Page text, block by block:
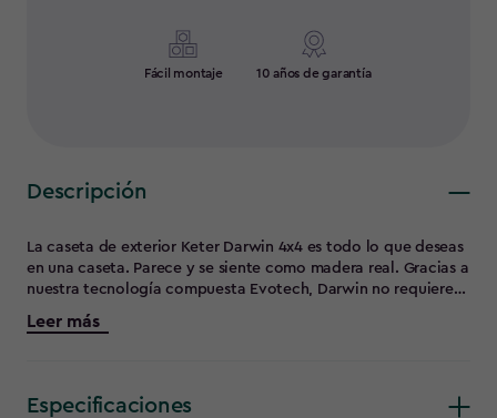
Fácil montaje 10 años de garantía
Descripción
La caseta de exterior Keter Darwin 4x4 es todo lo que deseas
en una caseta. Parece y se siente como madera real. Gracias a
nuestra tecnología compuesta Evotech, Darwin no requiere
mantenimiento: no se oxida, no se astilla ni se pudre. El
montaje es rápido y sencillo sin necesidad de herramientas
Leer más
Especificaciones